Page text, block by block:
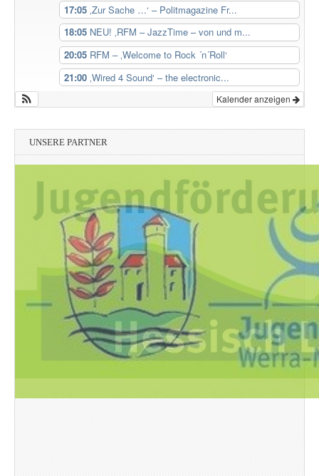
17:05 ‚Zur Sache …‘ – Politmagazine Fr...
18:05 NEU! ‚RFM – JazzTime – von und m...
20:05 RFM – ‚Welcome to Rock ´n´Roll‘
21:00 ‚Wired 4 Sound‘ – the electronic...
Kalender anzeigen
UNSERE PARTNER